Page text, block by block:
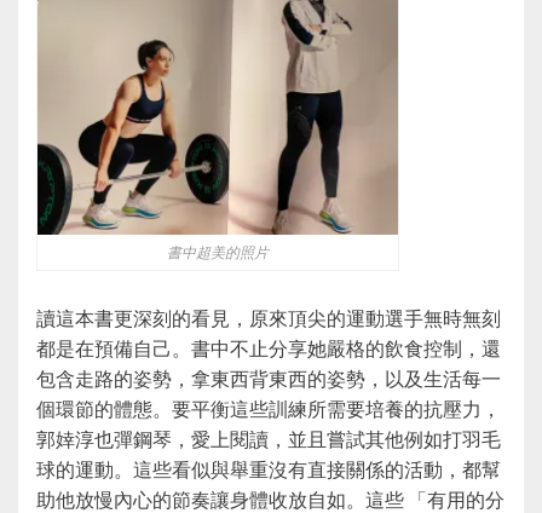
書中超美的照片
讀這本書更深刻的看見，原來頂尖的運動選手無時無刻
都是在預備自己。書中不止分享她嚴格的飲食控制，還
包含走路的姿勢，拿東西背東西的姿勢，以及生活每一
個環節的體態。要平衡這些訓練所需要培養的抗壓力，
郭婞淳也彈鋼琴，愛上閱讀，並且嘗試其他例如打羽毛
球的運動。這些看似與舉重沒有直接關係的活動，都幫
助他放慢內心的節奏讓身體收放自如。這些 「有用的分